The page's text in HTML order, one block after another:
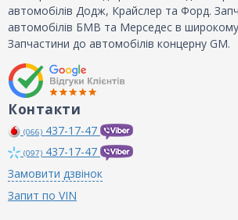
автомобілів Додж, Крайслер та Форд.
автомобілів БМВ та Мерседес в широкому
Запчастини до автомобілів концерну GM.
Контакти
(066) 437-17-47
(097) 437-17-47
Замовити дзвінок
Запит по VIN